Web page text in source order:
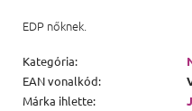
EDP nőknek.
Kategória:
EAN vonalkód:
Márka ihlette: